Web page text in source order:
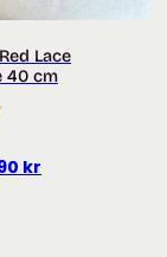
Lace
40 cm
kr